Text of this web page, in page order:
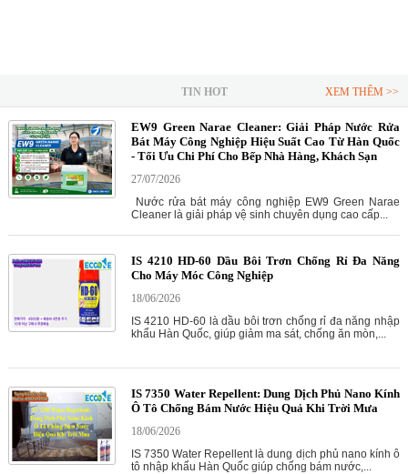
TIN HOT XEM THÊM >>
EW9 Green Narae Cleaner: Giải Pháp Nước Rửa
Bát Máy Công Nghiệp Hiệu Suất Cao Từ Hàn Quốc
- Tối Ưu Chi Phí Cho Bếp Nhà Hàng, Khách Sạn
27/07/2026
Nước rửa bát máy công nghiệp EW9 Green Narae
Cleaner là giải pháp vệ sinh chuyên dụng cao cấp...
IS 4210 HD-60 Dầu Bôi Trơn Chống Rỉ Đa Năng
Cho Máy Móc Công Nghiệp
18/06/2026
IS 4210 HD-60 là dầu bôi trơn chống rỉ đa năng nhập
khẩu Hàn Quốc, giúp giảm ma sát, chống ăn mòn,...
IS 7350 Water Repellent: Dung Dịch Phủ Nano Kính
Ô Tô Chống Bám Nước Hiệu Quả Khi Trời Mưa
18/06/2026
IS 7350 Water Repellent là dung dịch phủ nano kính ô
tô nhập khẩu Hàn Quốc giúp chống bám nước,...